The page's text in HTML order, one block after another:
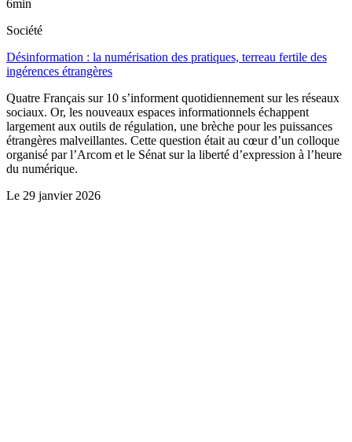
6min
Société
Désinformation : la numérisation des pratiques, terreau fertile des
ingérences étrangères
Quatre Français sur 10 s’informent quotidiennement sur les réseaux
sociaux. Or, les nouveaux espaces informationnels échappent
largement aux outils de régulation, une brèche pour les puissances
étrangères malveillantes. Cette question était au cœur d’un colloque
organisé par l’Arcom et le Sénat sur la liberté d’expression à l’heure
du numérique.
Le 29 janvier 2026